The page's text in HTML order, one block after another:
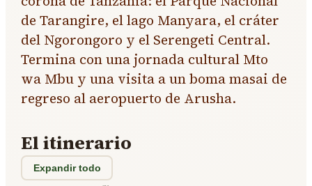
de Tarangire, el lago Manyara, el cráter
del Ngorongoro y el Serengeti Central.
Termina con una jornada cultural Mto
wa Mbu y una visita a un boma masai de
regreso al aeropuerto de Arusha.
El itinerario
Expandir todo